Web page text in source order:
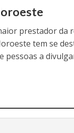
prestador da
tem se
pessoas a